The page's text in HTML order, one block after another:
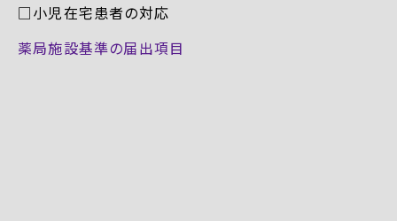
□小児在宅患者の対応
薬局施設基準の届出項目